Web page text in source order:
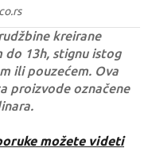
kreirane
do 13h, stignu istog
ili pouzećem. Ova
proizvode označene
možete videti